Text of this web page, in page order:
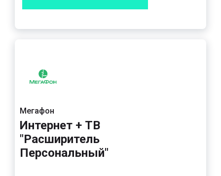
Мегафон
Интернет + ТВ
"Расширитель
Персональный"